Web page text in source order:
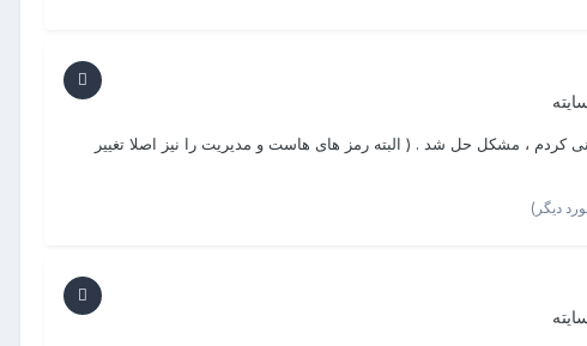
کردم ، مشکل حل شد . ( البته رمز های هاست و مدیریت را نیز اصلا تغییر